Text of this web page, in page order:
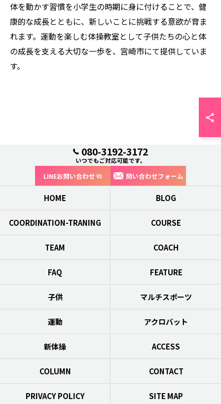
体を動かす習慣を小学生の時期に身に付けることで、健
康的な成長とともに、新しいことに挑戦する意欲が育ま
れます。運動を楽しむ体操教室として子供たちの心と体
の成長を支える大切な一歩を、宮崎市にて提供していま
す。
080-3192-3172
いつでもご対応可能です。
LINEお問い合わせ 問い合わせフォーム
HOME BLOG
COORDINATION-TRANING COURSE
TEAM COACH
FAQ FEATURE
子供 マルチスポーツ
運動 アクロバット
新体操 ACCESS
COLUMN CONTACT
PRIVACY POLICY SITE MAP